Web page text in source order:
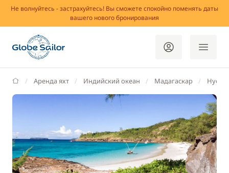
Не волнуйтесь - застрахуйтесь! Вы сможете спокойно поменять даты
вашего нового бронирования
GlobeSailor
Аренда яхт Индийский океан Мадагаскар Нуси-